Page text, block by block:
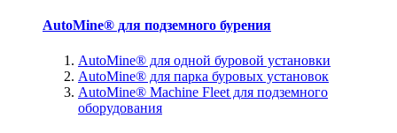
AutoMine® для подземного бурения
AutoMine® для одной буровой установки
AutoMine® для парка буровых установок
AutoMine® Machine Fleet для подземного
оборудования